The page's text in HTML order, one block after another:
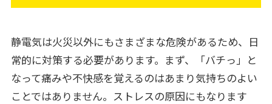
静電気は火災以外にもさまざまな危険があるため、日
常的に対策する必要があります。まず、「バチっ」と
なって痛みや不快感を覚えるのはあまり気持ちのよい
ことではありません。ストレスの原因にもなります